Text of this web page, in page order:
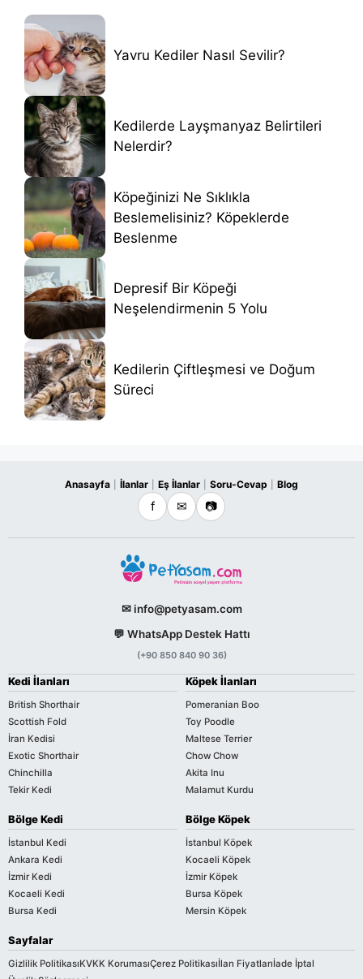
Yavru Kediler Nasıl Sevilir?
Kedilerde Layşmanyaz Belirtileri
Nelerdir?
Köpeğinizi Ne Sıklıkla
Beslemelisiniz? Köpeklerde
Beslenme
Depresif Bir Köpeği
Neşelendirmenin 5 Yolu
Kedilerin Çiftleşmesi ve Doğum
Süreci
Anasayfa İlanlar Eş İlanlar Soru-Cevap Blog
f ✉ 📷
✉ info@petyasam.com
💬 WhatsApp Destek Hattı
(+90 850 840 90 36)
Kedi İlanları
British Shorthair
Scottish Fold
İran Kedisi
Exotic Shorthair
Chinchilla
Tekir Kedi
Köpek İlanları
Pomeranian Boo
Toy Poodle
Maltese Terrier
Chow Chow
Akita Inu
Malamut Kurdu
Bölge Kedi
İstanbul Kedi
Ankara Kedi
İzmir Kedi
Kocaeli Kedi
Bursa Kedi
Bölge Köpek
İstanbul Köpek
Kocaeli Köpek
İzmir Köpek
Bursa Köpek
Mersin Köpek
Sayfalar
Gizlilik PolitikasıKVKK KorumasıÇerez Politikasıİlan Fiyatlarıİade İptal